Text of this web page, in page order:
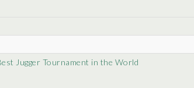
Jugger Tournament in the World